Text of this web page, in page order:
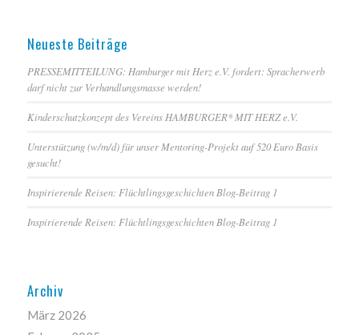
Neueste Beiträge
PRESSEMITTEILUNG: Hamburger mit Herz e.V. fordert: Spracherwerb
darf nicht zur Verhandlungsmasse werden!
Kinderschutzkonzept des Vereins HAMBURGER* MIT HERZ e.V.
Unterstützung (w/m/d) für unser Mentoring-Projekt auf 520 Euro Basis
gesucht!
Inspirierende Reisen: Flüchtlingsgeschichten Blog-Beitrag 1
Inspirierende Reisen: Flüchtlingsgeschichten Blog-Beitrag 1
Archiv
März 2026